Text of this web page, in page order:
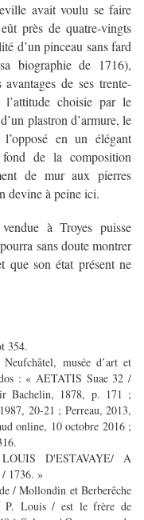
avait voulu se faire
près de quatre-vingts
d’un pinceau sans fard
biographie de 1716),
de ses trente-
l’attitude choisie par le
plastron d’armure, le
en un élégant
de la composition
de mur aux pierres
devine à peine ici.
à Troyes puisse
sans doute montrer
que son état présent ne
354.
musée d’art et
: « AETATIS Suae 32 /
Bachelin, 1878, p. 171 ;
20-21 ; Perreau, 2013,
online, 10 octobre 2016 ;
D'ESTAVAYE/ A
1736. »
/ Mollondin et Berberêche
P. Louis / est le frère de